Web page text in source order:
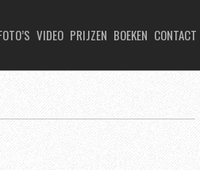
VIDEO PRIJZEN BOEKEN CONTACT